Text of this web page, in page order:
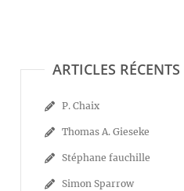
ARTICLES RÉCENTS
P. Chaix
Thomas A. Gieseke
Stéphane fauchille
Simon Sparrow